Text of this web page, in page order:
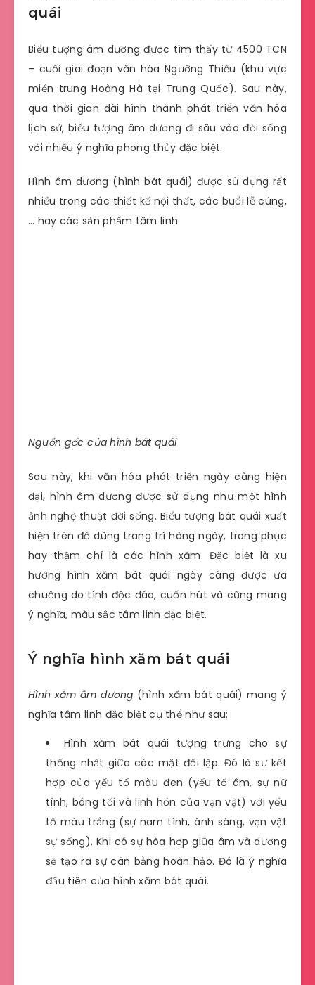
quái
Biểu tượng âm dương được tìm thấy từ 4500 TCN
– cuối giai đoạn văn hóa Ngưỡng Thiều (khu vực
miền trung Hoàng Hà tại Trung Quốc). Sau này,
qua thời gian dài hình thành phát triển văn hóa
lịch sử, biểu tượng âm dương đi sâu vào đời sống
với nhiều ý nghĩa phong thủy đặc biệt.
Hình âm dương (hình bát quái) được sử dụng rất
nhiều trong các thiết kế nội thất, các buổi lễ cúng,
… hay các sản phẩm tâm linh.
Nguồn gốc của hình bát quái
Sau này, khi văn hóa phát triển ngày càng hiện
đại, hình âm dương được sử dụng như một hình
ảnh nghệ thuật đời sống. Biểu tượng bát quái xuất
hiện trên đồ dùng trang trí hàng ngày, trang phục
hay thậm chí là các hình xăm. Đặc biệt là xu
hướng hình xăm bát quái ngày càng được ưa
chuộng do tính độc đáo, cuốn hút và cũng mang
ý nghĩa, màu sắc tâm linh đặc biệt.
Ý nghĩa hình xăm bát quái
Hình xăm âm dương (hình xăm bát quái) mang ý
nghĩa tâm linh đặc biệt cụ thể như sau:
Hình xăm bát quái tượng trưng cho sự
thống nhất giữa các mặt đối lập. Đó là sự kết
hợp của yếu tố màu đen (yếu tố âm, sự nữ
tính, bóng tối và linh hồn của vạn vật) với yếu
tố màu trắng (sự nam tính, ánh sáng, vạn vật
sự sống). Khi có sự hòa hợp giữa âm và dương
sẽ tạo ra sự cân bằng hoàn hảo. Đó là ý nghĩa
đầu tiên của hình xăm bát quái.